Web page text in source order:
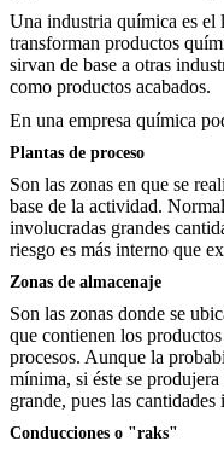
Una industria química es el
transforman productos
sirvan de base a otras
como productos acabados.
En una empresa química
Plantas de proceso
Son las zonas en que se
base de la actividad.
involucradas grandes
riesgo es más interno que
Zonas de almacenaje
Son las zonas donde se
que contienen los
procesos. Aunque la
mínima, si éste se
grande, pues las
Conducciones o "raks"